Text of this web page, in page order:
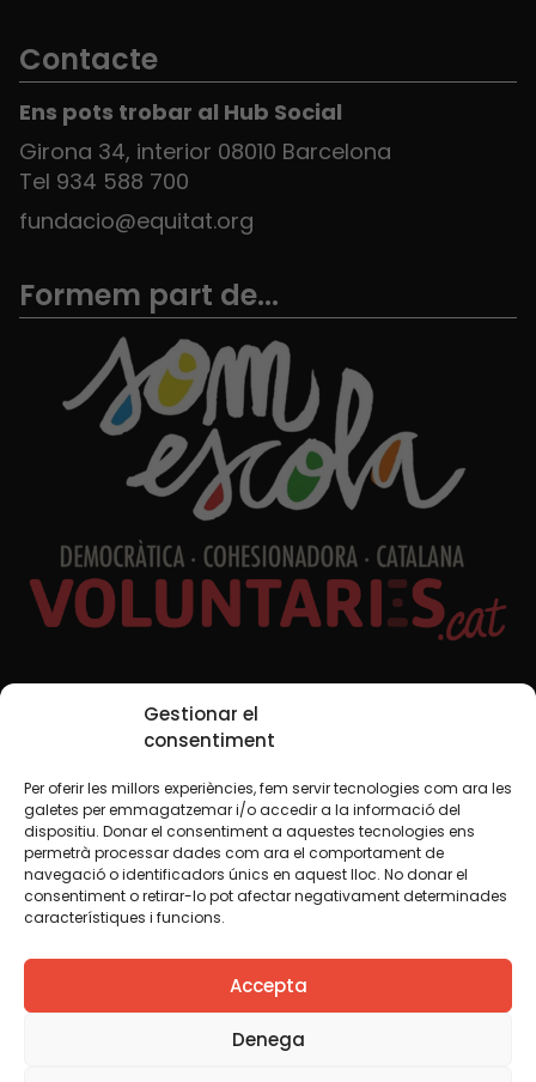
Gestionar el
consentiment
Per oferir les millors experiències, fem servir tecnologies com ara les
galetes per emmagatzemar i/o accedir a la informació del
dispositiu. Donar el consentiment a aquestes tecnologies ens
permetrà processar dades com ara el comportament de
navegació o identificadors únics en aquest lloc. No donar el
consentiment o retirar-lo pot afectar negativament determinades
característiques i funcions.
Accepta
Denega
Contacte
Ens pots trobar al Hub Social
Girona 34, interior 08010 Barcelona
Tel 934 588 700
fundacio@equitat.org
Formem part de...
Xarxes Socials
TWT YTB IG FB IN
Avís legalPolítica de cookies
Creiem que el coneixement s’ha de compartir. Per això
fem servir una llicència Creative Commons, llevat que en
algun material indiquem el contrari. Us animem a copiar,
redistribuir, remesclar o transformar i crear els continguts